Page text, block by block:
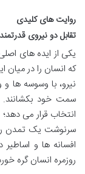
روایت های کلیدی
تقابل دو نیروی قدرتمند
یکی از ایده های
که انسان را در میان
نیرو، با وسوسه ها
سمت خود بکشانند.
انتخاب قرار می
سرنوشت یک تمدن را
افسانه ها و
روزمره انسان گره